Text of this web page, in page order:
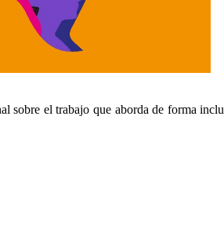
el trabajo que aborda de forma